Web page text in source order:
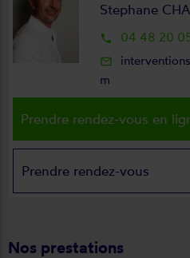
Stephane
local_phone 04 48 20
mail_outline
m
Prendre rendez-vous en
Prendre rendez-vous
Nos prestations